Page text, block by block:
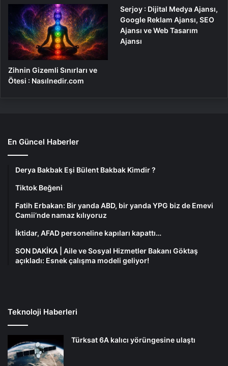
Zihnin Gizemli Sınırları ve
Ötesi : Nasılnedir.com
Serjoy : Dijital Medya Ajansı,
Google Reklam Ajansı, SEO
Ajansı ve Web Tasarım
Ajansı
En Güncel Haberler
Derya Bakbak Eşi Bülent Bakbak Kimdir ?
Tiktok Beğeni
Fatih Erbakan: Bir yanda ABD, bir yanda YPG biz de Emevi
Camii’nde namaz kılıyoruz
İktidar, AFAD personeline kapıları kapattı…
SON DAKİKA | Aile ve Sosyal Hizmetler Bakanı Göktaş
açıkladı: Esnek çalışma modeli geliyor!
Teknoloji Haberleri
Türksat 6A kalıcı yörüngesine ulaştı